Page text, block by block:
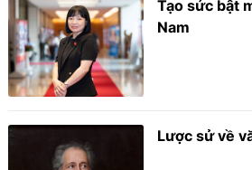
Tạo sức bật
Nam
Lược sử về